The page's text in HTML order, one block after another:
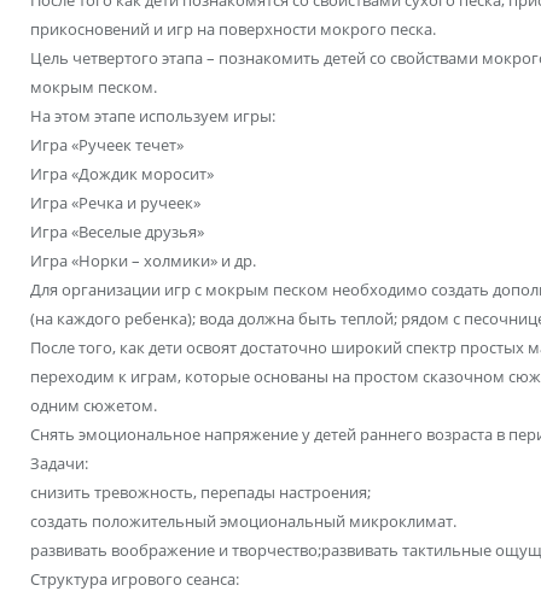
прикосновений и игр на поверхности мокрого песка.
Цель четвертого этапа – познакомить детей со свойствами
мокрым песком.
На этом этапе используем игры:
Игра «Ручеек течет»
Игра «Дождик моросит»
Игра «Речка и ручеек»
Игра «Веселые друзья»
Игра «Норки – холмики» и др.
Для организации игр с мокрым песком необходимо создать
(на каждого ребенка); вода должна быть теплой; рядом с
После того, как дети освоят достаточно широкий спектр
переходим к играм, которые основаны на простом сказочном
одним сюжетом.
Снять эмоциональное напряжение у детей раннего возраста в
Задачи:
снизить тревожность, перепады настроения;
создать положительный эмоциональный микроклимат.
развивать воображение и творчество;развивать тактильные
Структура игрового сеанса: